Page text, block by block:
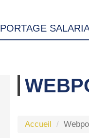
PORTAGE
Accueil